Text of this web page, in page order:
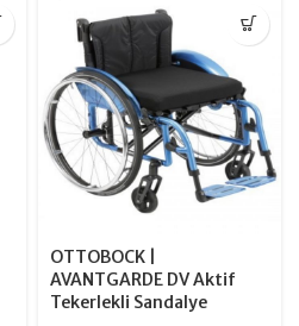
OTTOBOCK |
AVANTGARDE DV Aktif
Tekerlekli Sandalye